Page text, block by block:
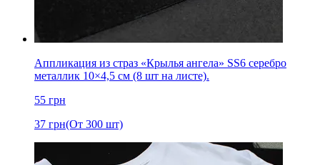
Аппликация из страз «Крылья ангела» SS6 серебро
металлик 10×4,5 см (8 шт на листе).
55 грн
37 грн(От 300 шт)